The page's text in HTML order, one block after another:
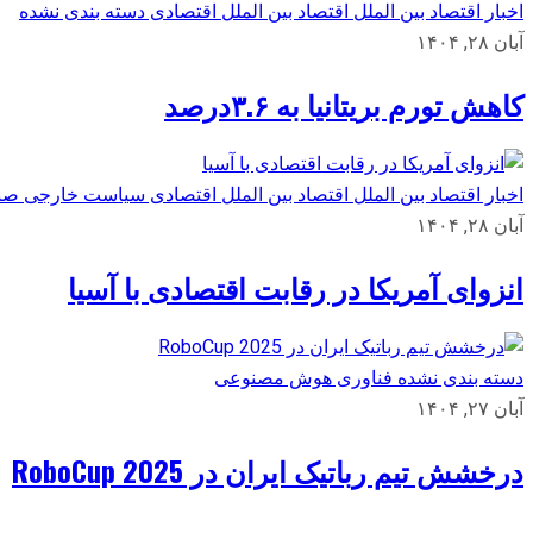
اخبار اقتصاد بین الملل اقتصاد بین الملل اقتصادی دسته بندی نشده
آبان ۲۸, ۱۴۰۴
کاهش تورم بریتانیا به ۳.۶درصد
اخبار اقتصاد بین الملل اقتصاد بین الملل اقتصادی سیاست خارجی
آبان ۲۸, ۱۴۰۴
انزوای آمریکا در رقابت اقتصادی با آسیا
دسته بندی نشده فناوری هوش مصنوعی
آبان ۲۷, ۱۴۰۴
درخشش تیم رباتیک ایران در RoboCup 2025